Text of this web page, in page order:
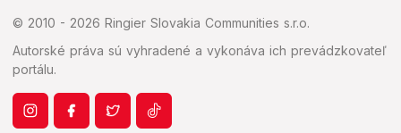
© 2010 - 2026 Ringier Slovakia Communities s.r.o.
Autorské práva sú vyhradené a vykonáva ich prevádzkovateľ
portálu.